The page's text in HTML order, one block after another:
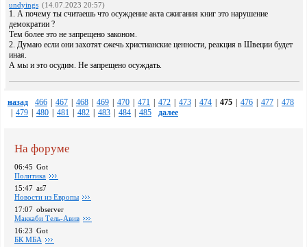
undyings (14.07.2023 20:57)
1. А почему ты считаешь что осуждение акта сжигания книг это нарушение
демократии ?
Тем более это не запрещено законом.
2. Думаю если они захотят сжечь христианские ценности, реакция в Швеции будет
иная.
А мы и это осудим. Не запрещено осуждать.
назад 466 467 468 469 470 471 472 473 474 475 476 477
478
479 480 481 482 483 484 485 далее
На форуме
06:45 Got
Политика
15:47 as7
Новости из Европы
17:07 observer
Маккаби Тель-Авив
16:23 Got
БК МБА